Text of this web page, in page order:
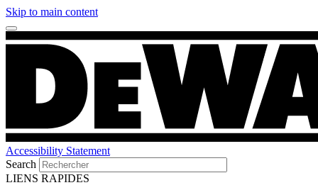
Skip to main content
Accessibility Statement
Search
LIENS RAPIDES